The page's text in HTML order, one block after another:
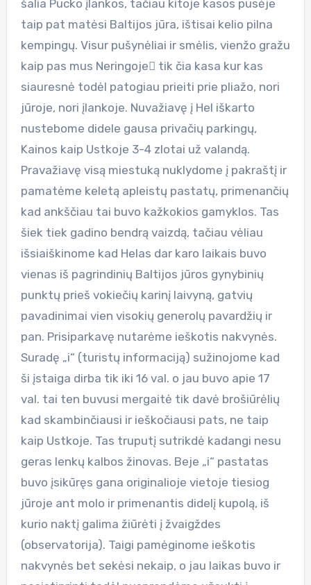
šalia Pucko įlankos, tačiau kitoje kasos pusėje
taip pat matėsi Baltijos jūra, ištisai kelio pilna
kempingų. Visur pušynėliai ir smėlis, vienžo gražu
kaip pas mus Neringoje tik čia kasa kur kas
siauresnė todėl patogiau prieiti prie pliažo, nori
jūroje, nori įlankoje. Nuvažiavę į Hel iškarto
nustebome didele gausa privačių parkingų,
Kainos kaip Ustkoje 3-4 zlotai už valandą.
Pravažiavę visą miestuką nuklydome į pakraštį ir
pamatėme keletą apleistų pastatų, primenančių
kad ankščiau tai buvo kažkokios gamyklos. Tas
šiek tiek gadino bendrą vaizdą, tačiau vėliau
išsiaiškinome kad Helas dar karo laikais buvo
vienas iš pagrindinių Baltijos jūros gynybinių
punktų prieš vokiečių karinį laivyną, gatvių
pavadinimai vien visokių generolų pavardžių ir
pan. Prisiparkavę nutarėme ieškotis nakvynės.
Suradę „i“ (turistų informaciją) sužinojome kad
ši įstaiga dirba tik iki 16 val. o jau buvo apie 17
val. tai ten buvusi mergaitė tik davė brošiūrėlių
kad skambinčiausi ir ieškočiausi pats, ne taip
kaip Ustkoje. Tas truputį sutrikdė kadangi nesu
geras lenkų kalbos žinovas. Beje „i“ pastatas
buvo įsikūręs gana originalioje vietoje tiesiog
jūroje ant molo ir primenantis didelį kupolą, iš
kurio naktį galima žiūrėti į žvaigždes
(observatorija). Taigi pamėginome ieškotis
nakvynės bet sekėsi nekaip, o jau laikas buvo ir